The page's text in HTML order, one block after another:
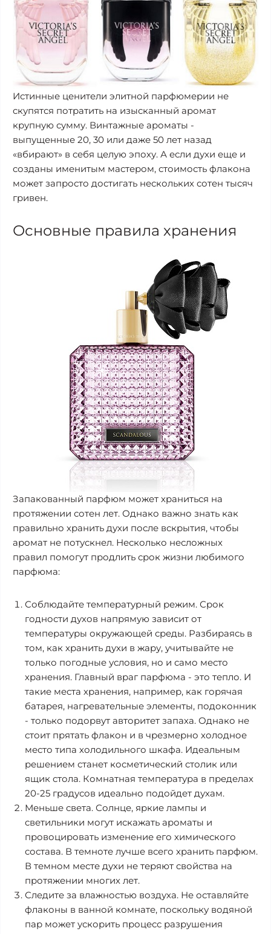
Истинные ценители элитной парфюмерии не
скупятся потратить на изысканный аромат
крупную сумму. Винтажные ароматы -
выпущенные 20, 30 или даже 50 лет назад
«вбирают» в себя целую эпоху. А если духи еще и
созданы именитым мастером, стоимость флакона
может запросто достигать нескольких сотен тысяч
гривен.
Основные правила хранения
Запакованный парфюм может храниться на
протяжении сотен лет. Однако важно знать как
правильно хранить духи после вскрытия, чтобы
аромат не потускнел. Несколько несложных
правил помогут продлить срок жизни любимого
парфюма:
Соблюдайте температурный режим. Срок
годности духов напрямую зависит от
температуры окружающей среды. Разбираясь в
том, как хранить духи в жару, учитывайте не
только погодные условия, но и само место
хранения. Главный враг парфюма - это тепло. И
такие места хранения, например, как горячая
батарея, нагревательные элементы, подоконник
- только подорвут авторитет запаха. Однако не
стоит прятать флакон и в чрезмерно холодное
место типа холодильного шкафа. Идеальным
решением станет косметический столик или
ящик стола. Комнатная температура в пределах
20-25 градусов идеально подойдет духам.
Меньше света. Солнце, яркие лампы и
светильники могут искажать ароматы и
провоцировать изменение его химического
состава. В темноте лучше всего хранить парфюм.
В темном месте духи не теряют свойства на
протяжении многих лет.
Следите за влажностью воздуха. Не оставляйте
флаконы в ванной комнате, поскольку водяной
пар может ускорить процесс разрушения